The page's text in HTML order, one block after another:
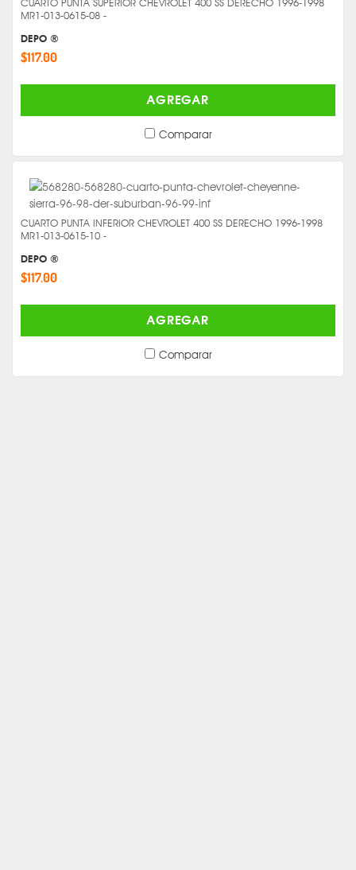
CUARTO PUNTA SUPERIOR CHEVROLET 400 SS DERECHO 1996-1998
MR1-013-0615-08 -
DEPO ®
$117.00
AGREGAR
Comparar
CUARTO PUNTA INFERIOR CHEVROLET 400 SS DERECHO 1996-1998
MR1-013-0615-10 -
DEPO ®
$117.00
AGREGAR
Comparar